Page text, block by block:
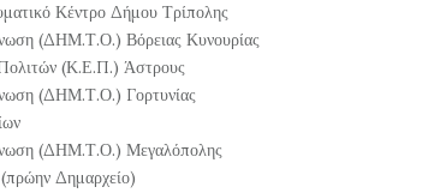
Κέντρο Δήμου Τρίπολης
(ΔΗΜ.Τ.Ο.) Βόρειας Κυνουρίας
(Κ.Ε.Π.) Άστρους
(ΔΗΜ.Τ.Ο.) Γορτυνίας
(ΔΗΜ.Τ.Ο.) Μεγαλόπολης
Δημαρχείο)